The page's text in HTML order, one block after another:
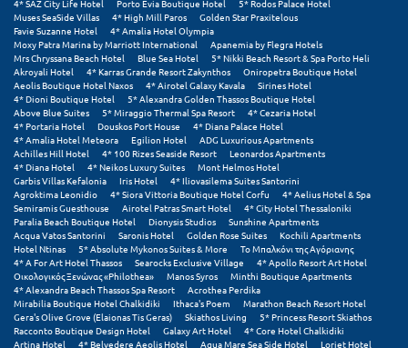
Ο
Ορεινή Αρκαδία
Ορεινή Ναυπακτία
Π
Πάλαιρος
Παξοί
Παραλία Κατερίνης
Παραλία Λιτοχώρου
Παράλιο Άστρος
4* SAZ City Life Hotel
Porto Evia Boutique Hotel
5* Rodos Palace Hotel
Muses SeaSide Villas
4* High Mill Paros
Golden Star Praxitelous
Favie Suzanne Hotel
4* Amalia Hotel Olympia
Moxy Patra Marina by Marriott International
Apanemia by Flegra Hotels
Mrs Chryssana Beach Hotel
Blue Sea Hotel
5* Nikki Beach Resort & Spa Porto Heli
Akroyali Hotel
4* Karras Grande Resort Zakynthos
Oniropetra Boutique Hotel
Aeolis Boutique Hotel Naxos
4* Airotel Galaxy Kavala
Sirines Hotel
4* Dioni Boutique Hotel
5* Alexandra Golden Thassos Boutique Hotel
Above Blue Suites
5* Miraggio Thermal Spa Resort
4* Cezaria Hotel
4* Portaria Hotel
Douskos Port House
4* Diana Palace Hotel
4* Amalia Hotel Meteora
Egilion Hotel
ADG Luxurious Apartments
Achilles Hill Hotel
4* 100 Rizes Seaside Resort
Leonardos Apartments
4* Diana Hotel
4* Neikos Luxury Suites
Mont Helmos Hotel
Garbis Villas Kefalonia
Iris Hotel
4* Iliovasilema Suites Santorini
Agroktima Leonidio
4* Siora Vittoria Boutique Hotel Corfu
4* Aelius Hotel & Spa
Semiramis Guesthouse
Airotel Patras Smart Hotel
4* City Hotel Thessaloniki
Paralia Beach Boutique Hotel
Dionysis Studios
Sunshine Apartments
Acqua Vatos Santorini
Saronis Hotel Golden Rose Suites
Kochili Apartments
Hotel Ntinas
5* Absolute Mykonos Suites & More
Το Μπαλκόνι της Αγόριανης
4* A For Art Hotel Thassos
Searocks Exclusive Village
4* Apollo Resort Art Hotel
Οικολογικός Ξενώνας «Philothea»
Manos Syros
Minthi Boutique Apartments
4* Alexandra Beach Thassos Spa Resort
Acrothea Perdika
Mirabilia Boutique Hotel Chalkidiki
Ithaca's Poem
Marathon Beach Resort Hotel
Gera's Olive Grove (Elaionas Tis Geras)
Skiathos Living
5* Princess Resort Skiathos
Racconto Boutique Design Hotel
Galaxy Art Hotel
4* Core Hotel Chalkidiki
Artina Hotel
4* Belvedere Aeolis Hotel Aqua Mare Sea Side Hotel
Loriet Hotel